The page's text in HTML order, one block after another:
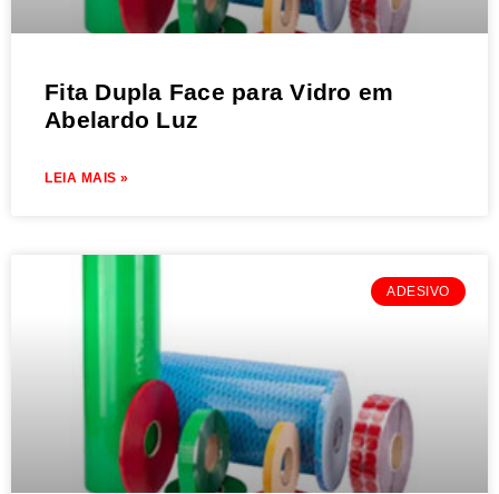
Fita Dupla Face para Vidro em
Abelardo Luz
LEIA MAIS »
ADESIVO